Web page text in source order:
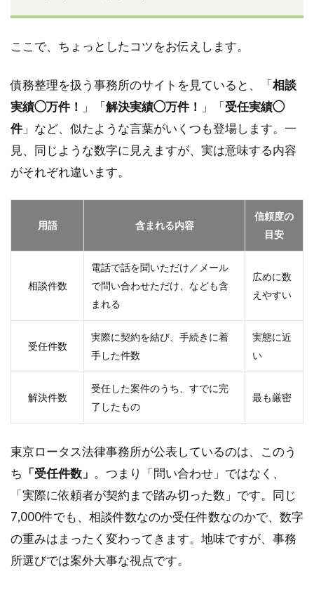
ここで、ちょっとしたコツをお伝えします。
債務整理を扱う事務所のサイトを見ていると、「相談
実績◯万件！
」「解決実績◯万件！ 」「受任実績◯
件」など、似たような言葉がいくつも登場します。一
見、同じような数字に見えますが、実は意味する内容
がそれぞれ違います。
用語 含まれる内容
信頼度の
目安
相談件数
電話で話を聞いただけ／メール
で問い合わせただけ、なども含
まれる
広めに数
えやすい
受任件数
実際に契約を結び、手続きに着
手した件数
実態に近
い
解決件数
受任した案件のうち、すでに完
了したもの
最も厳密
東京ロータス法律事務所が公表しているのは、このう
ち 「受任件数」 。つまり「問い合わせ」ではなく、
「実際に依頼者が契約まで踏み切った数」です。同じ
7,000件でも、相談件数なのか受任件数なのかで、数字
の重みはまったく変わってきます。地味ですが、事務
所選びでは案外大事な視点です。